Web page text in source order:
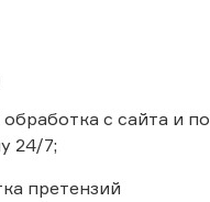
с сайта и по
24/7;
претензий